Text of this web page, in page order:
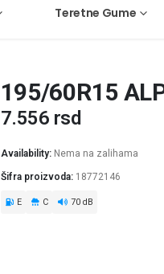
Teretne Gume
195/60R15
7.556 rsd
Availability: Nema na zalihama
Šifra proizvoda: 18772146
E C 70 dB